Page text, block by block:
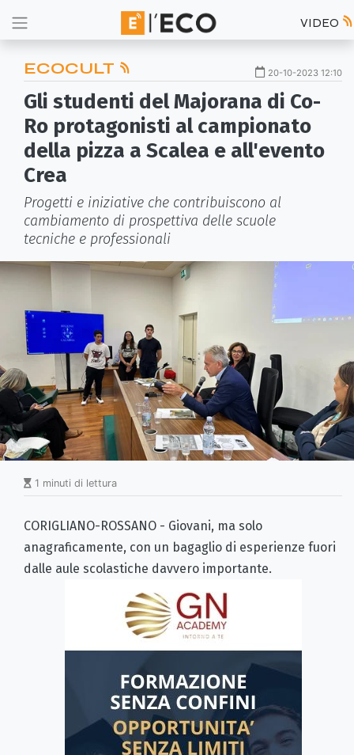
VIDEO
ECOCULT 20-10-2023 12:10
Gli studenti del Majorana di Co-
Ro protagonisti al campionato
della pizza a Scalea e all'evento
Crea
Progetti e iniziative che contribuiscono al
cambiamento di prospettiva delle scuole
tecniche e professionali
1 minuti di lettura
CORIGLIANO-ROSSANO - Giovani, ma solo
anagraficamente, con un bagaglio di esperienze fuori
dalle aule scolastiche davvero importante.